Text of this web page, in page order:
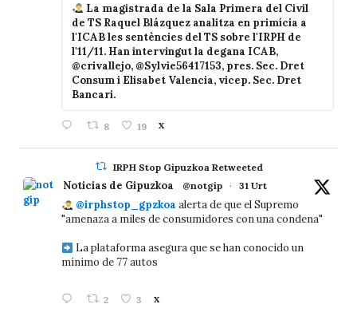
La magistrada de la Sala Primera del Civil
de TS Raquel Blázquez analitza en primícia a
l'ICAB les sentències del TS sobre l'IRPH de
l'11/11. Han intervingut la degana ICAB,
@crivallejo, @Sylvie56417153, pres. Sec. Dret
Consum i Elisabet Valencia, vicep. Sec. Dret
Bancari.
8 19 X
IRPH Stop Gipuzkoa Retweeted
Noticias de Gipuzkoa @notgip · 31 Urt
@irphstop_gpzkoa alerta de que el Supremo
"amenaza a miles de consumidores con una condena"
La plataforma asegura que se han conocido un
mínimo de 77 autos
2 3 X